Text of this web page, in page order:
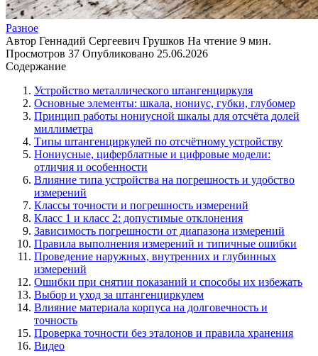
Разное
Автор Геннадий Сергеевич Грушков На чтение 9 мин.
Просмотров 37 Опубликовано 25.06.2026
Содержание
Устройство металлического штангенциркуля
Основные элементы: шкала, нониус, губки, глубомер
Принцип работы нониусной шкалы для отсчёта долей
миллиметра
Типы штангенциркулей по отсчётному устройству
Нониусные, циферблатные и цифровые модели:
отличия и особенности
Влияние типа устройства на погрешность и удобство
измерений
Классы точности и погрешность измерений
Класс 1 и класс 2: допустимые отклонения
Зависимость погрешности от диапазона измерений
Правила выполнения измерений и типичные ошибки
Проведение наружных, внутренних и глубинных
измерений
Ошибки при снятии показаний и способы их избежать
Выбор и уход за штангенциркулем
Влияние материала корпуса на долговечность и
точность
Проверка точности без эталонов и правила хранения
Видео